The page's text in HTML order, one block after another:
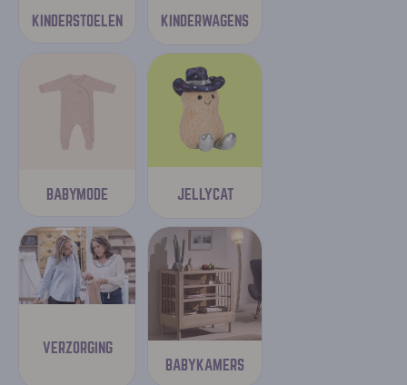
KINDERSTOELEN KINDERWAGENS
BABYMODE JELLYCAT
VERZORGING
BABYKAMERS